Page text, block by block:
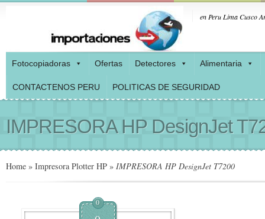
en Peru Lima Cusco
Fotocopiadoras Ofertas Detectores Alimentaria
CONTACTENOS PERU POLITICAS DE SEGURIDAD
IMPRESORA HP DesignJet
Home » Impresora Plotter HP » IMPRESORA HP DesignJet T7200
0